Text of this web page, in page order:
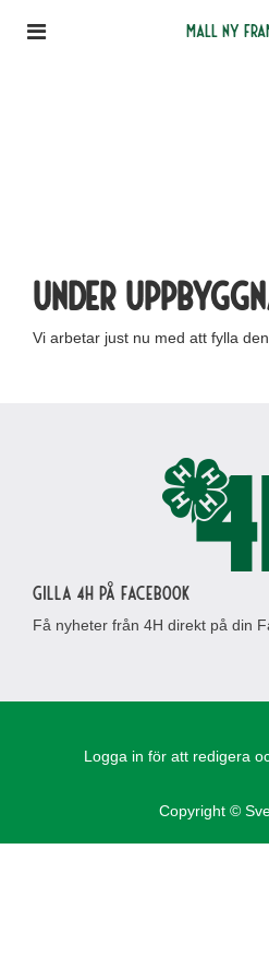
Mall ny
Under
Vi arbetar just nu med att fylla
Gilla 4H på Facebook
Få nyheter från 4H direkt på din
Logga in för att redigera
Copyright ©